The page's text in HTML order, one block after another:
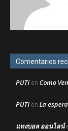
Comentarios
PUTI en Como
PUTI en La
แทงบอล ออนไลน์